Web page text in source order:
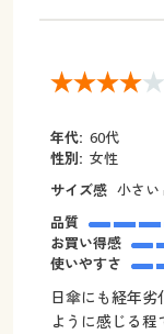
年代: 60代
性別: 女性
サイズ感 小さい
品質
お買い得感
使いやすさ
日傘にも経年劣
ように感じる